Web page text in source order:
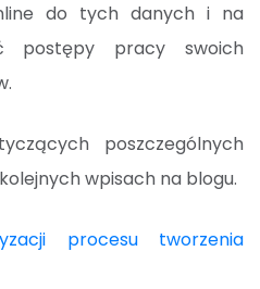
do tych danych i na
postępy pracy swoich
poszczególnych
wpisach na blogu.
procesu tworzenia